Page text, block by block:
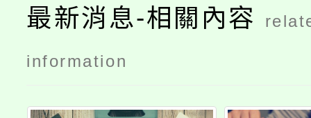
最新消息-相關內容
information